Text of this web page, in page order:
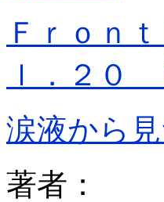
Ｆｒｏｎ
ｌ．２０
涙液から
著者：